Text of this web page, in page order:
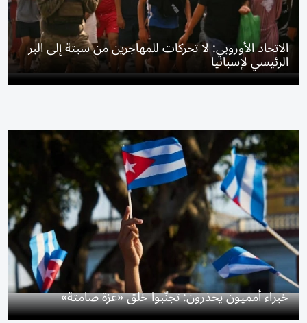
الاتحاد الأوروبي: لا تحركات للمهاجرين من سبتة إلى البر
الرئيسي لإسبانيا
خبراء أمميون يحذرون: تجنّبوا خلق «غزة صامتة»